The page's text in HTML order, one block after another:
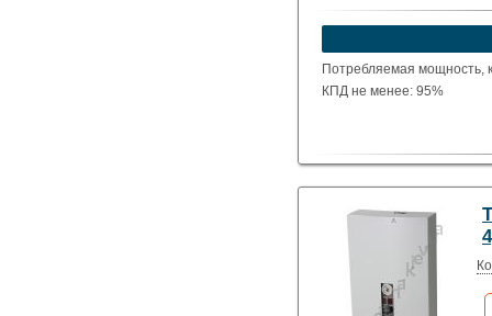
Потребляемая мощность,
КПД не менее: 95%